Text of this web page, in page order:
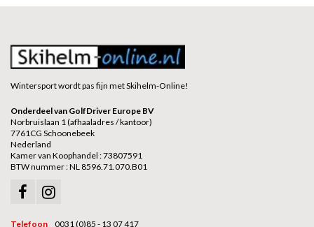
Wintersport wordt pas fijn met Skihelm-Online!
Onderdeel van GolfDriver Europe BV
Norbruislaan 1 (afhaaladres / kantoor)
7761CG Schoonebeek
Nederland
Kamer van Koophandel : 73807591
BTW nummer : NL 8596.71.070.B01
Telefoon 0031 (0)85 - 13 07 417